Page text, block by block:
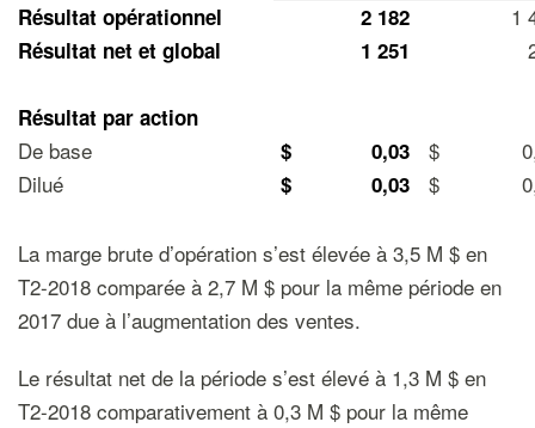
Résultat opérationnel
2 182 1
Résultat net et global 1 251
Résultat par action
De base $ 0,03 $
Dilué
$ 0,03 $
La marge brute d’opération s’est élevée à 3,5 M $ en
T2-2018 comparée à 2,7 M $ pour la même période en
2017 due à l’augmentation des ventes.
Le résultat net de la période s’est élevé à 1,3 M $ en
T2-2018 comparativement à 0,3 M $ pour la même